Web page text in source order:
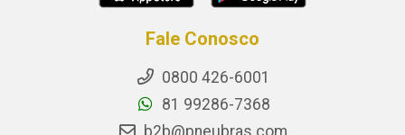
Fale Conosco
0800 426-6001
81 99286-7368
b2b@pneubras.com